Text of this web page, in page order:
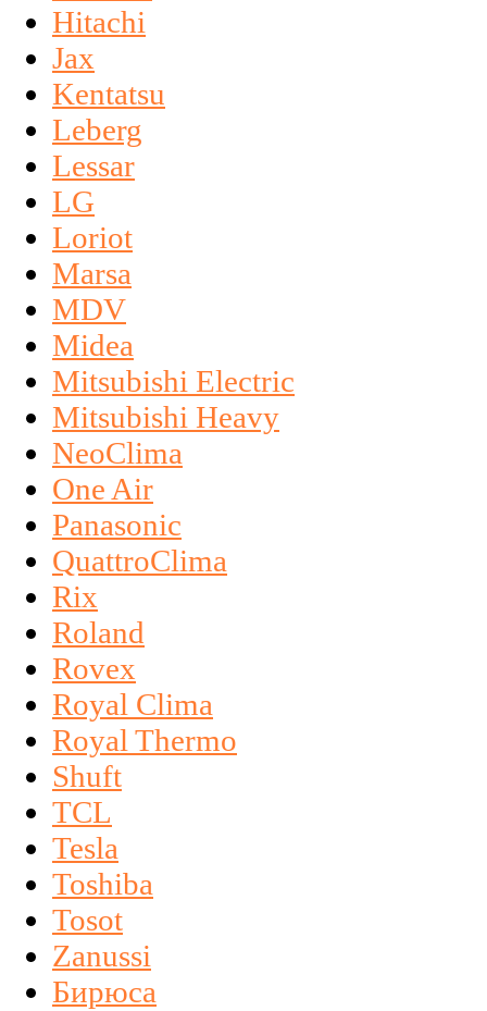
Hitachi
Jax
Kentatsu
Leberg
Lessar
LG
Loriot
Marsa
MDV
Midea
Mitsubishi Electric
Mitsubishi Heavy
NeoClima
One Air
Panasonic
QuattroClima
Rix
Roland
Rovex
Royal Clima
Royal Thermo
Shuft
TCL
Tesla
Toshiba
Tosot
Zanussi
Бирюса